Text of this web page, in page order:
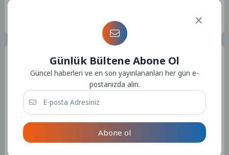
Bir Yorum Yazın
E-posta adresiniz yayınlanmayacak. Gerekli alanlar
işaretlenmişlerdir
Günlük Bültene Abone Ol
Güncel haberleri ve en son yayınlananları her gün e-
postanızda alın.
Abone ol